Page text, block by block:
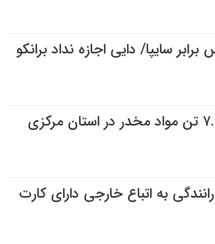
سایپا/ دایی اجازه نداد برانکو
کشف و توقیف ۷.۵ تن مواد مخدر در استان مرکزی
به اتباع خارجی دارای کارت